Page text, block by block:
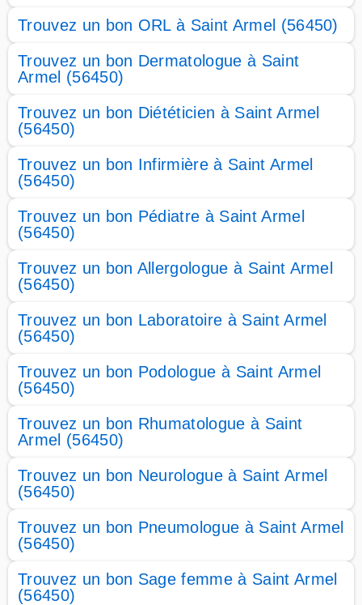
Trouvez un bon ORL à Saint Armel (56450)
Trouvez un bon Dermatologue à Saint
Armel (56450)
Trouvez un bon Diététicien à Saint Armel
(56450)
Trouvez un bon Infirmière à Saint Armel
(56450)
Trouvez un bon Pédiatre à Saint Armel
(56450)
Trouvez un bon Allergologue à Saint Armel
(56450)
Trouvez un bon Laboratoire à Saint Armel
(56450)
Trouvez un bon Podologue à Saint Armel
(56450)
Trouvez un bon Rhumatologue à Saint
Armel (56450)
Trouvez un bon Neurologue à Saint Armel
(56450)
Trouvez un bon Pneumologue à Saint Armel
(56450)
Trouvez un bon Sage femme à Saint Armel
(56450)